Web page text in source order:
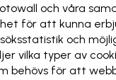
och våra
för att kunna
och
vilka typer av
behövs för att